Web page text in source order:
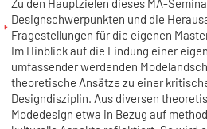
Zu den Hauptzielen dieses MA-
Designschwerpunkten und die
Fragestellungen für die eigenen
Im Hinblick auf die Findung einer
umfassender werdenden
theoretische Ansätze zu einer
Designdisziplin. Aus diversen
Modedesign etwa in Bezug auf